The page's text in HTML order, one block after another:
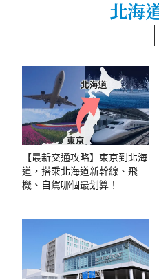
北海
【最新交通攻略】東京到北海
道，搭乘北海道新幹線、飛
機、自駕哪個最划算！